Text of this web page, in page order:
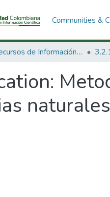
Communities &
3. Recursos de Información Científica y Tecnológica